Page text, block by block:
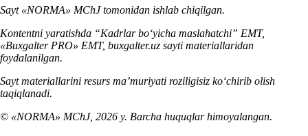
Sayt «NORMA» MChJ tomonidan ishlab chiqilgan.
Kontentni yaratishda “Kadrlar boʻyicha maslahatchi” EMT,
«Buxgalter PRO» EMT, buxgalter.uz sayti materiallaridan
foydalanilgan.
Sayt materiallarini resurs ma’muriyati roziligisiz koʻchirib olish
taqiqlanadi.
© «NORMA» MChJ, 2026 y. Barcha huquqlar himoyalangan.